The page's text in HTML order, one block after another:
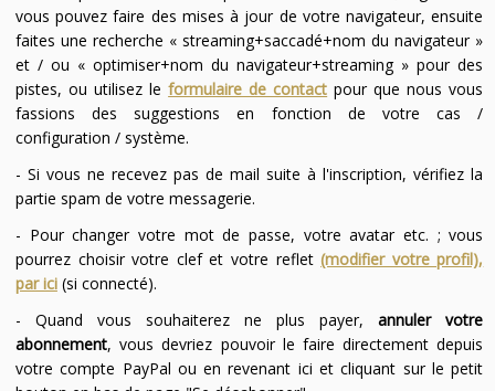
vous pouvez faire des mises à jour de votre navigateur, ensuite
faites une recherche « streaming+saccadé+nom du navigateur »
et / ou « optimiser+nom du navigateur+streaming » pour des
pistes, ou utilisez leformulaire de contact pour que nous vous
fassions des suggestions en fonction de votre cas /
configuration / système.
- Si vous ne recevez pas de mail suite à l'inscription, vérifiez la
partie spam de votre messagerie.
- Pour changer votre mot de passe, votre avatar etc. ; vous
pourrez choisir votre clef et votre reflet(modifier votre profil),
par ici(si connecté).
- Quand vous souhaiterez ne plus payer,annuler votre
abonnement, vous devriez pouvoir le faire directement depuis
votre compte PayPal ou en revenant ici et cliquant sur le petit